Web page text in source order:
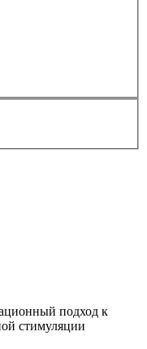
подход к
стимуляции